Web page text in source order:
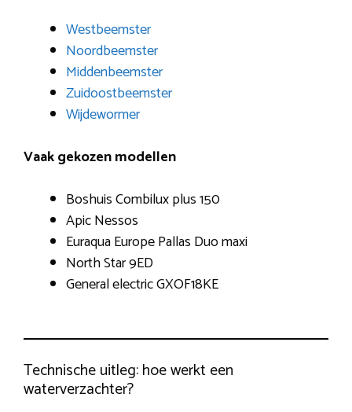
Westbeemster
Noordbeemster
Middenbeemster
Zuidoostbeemster
Wijdewormer
Vaak gekozen modellen
Boshuis Combilux plus 150
Apic Nessos
Euraqua Europe Pallas Duo maxi
North Star 9ED
General electric GXOF18KE
Technische uitleg: hoe werkt een
waterverzachter?